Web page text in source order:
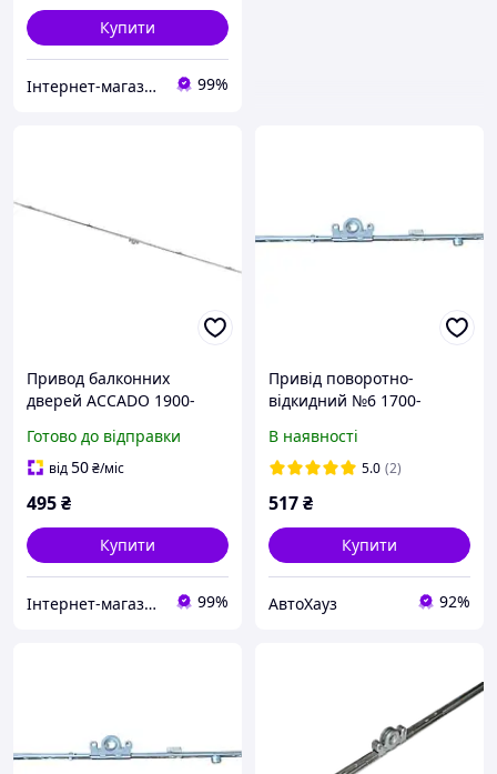
Купити
Інтернет-магазин запчастин до вікон, дверей, жалюзі, ролетів "WENTANA" 99%
Привод балконних
дверей ACCADO 1900-
основний засув 2000 мм
арт. 10070.2000.0.2
Готово до відправки
від50₴/міс
495₴
Купити
Інтернет-магазин запчастин до вікон, дверей, жалюзі, ролетів "WENTANA" 99%
Привід поворотно-
відкидний №6 1700-
В наявності
5.0 (2)
517₴
Купити
АвтоХауз 92%